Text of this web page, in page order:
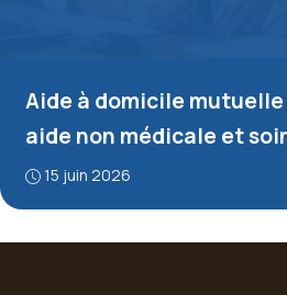
Aide à domicile
aide non médicale et
15 juin 2026